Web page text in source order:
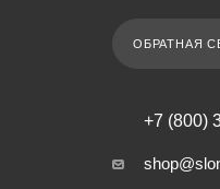
ОБРАТНАЯ
+7 (800)